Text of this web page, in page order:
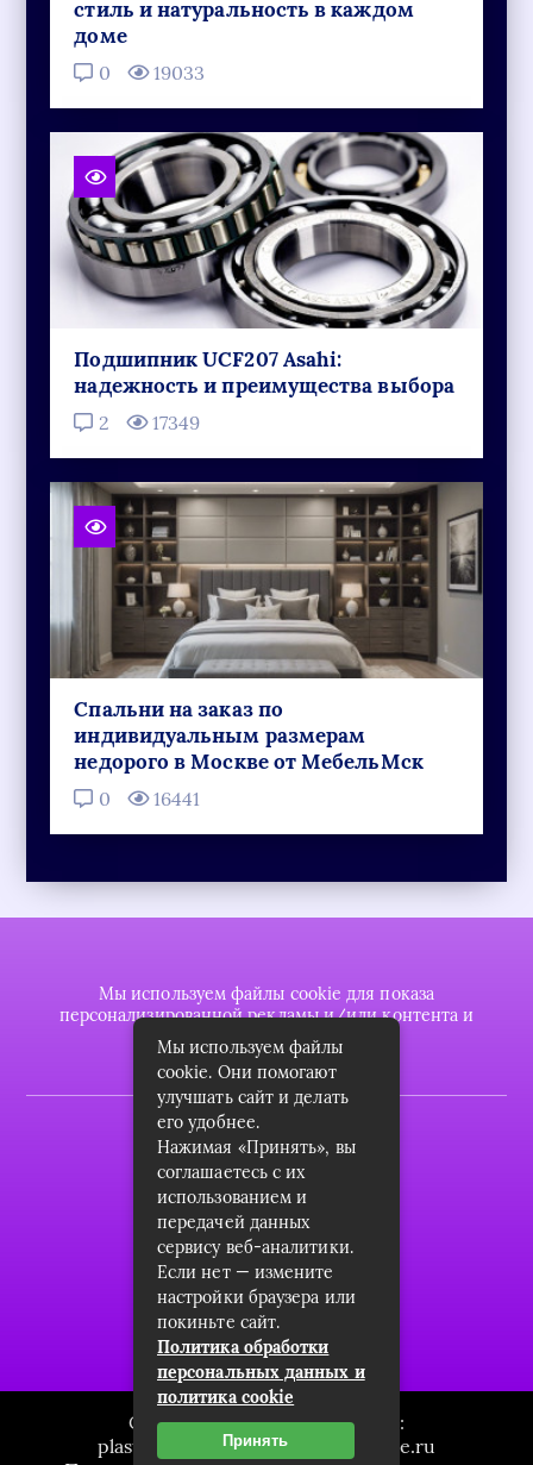
стиль и натуральность в каждом
доме
0 19033
Подшипник UCF207 Asahi:
надежность и преимущества выбора
2 17349
Спальни на заказ по
индивидуальным размерам
недорого в Москве от МебельМск
0 16441
Мы используем файлы cookie для показа
персонализированной рекламы и/или контента и
анализа нашего трафика.
2022 © plasttrubkomplekt.ru
Карта сайта
Контакты
О проекте
Пользовательское соглашение
Архив
Связаться с редакцией сайта:
plasttrubkomplekt.ru@mailwebsite.ru
Мы используем файлы
cookie. Они помогают
улучшать сайт и делать
его удобнее.
Нажимая «Принять», вы
соглашаетесь с их
использованием и
передачей данных
сервису веб-аналитики.
Если нет — измените
настройки браузера или
покиньте сайт.
Политика обработки
персональных данных и
политика cookie
Принять